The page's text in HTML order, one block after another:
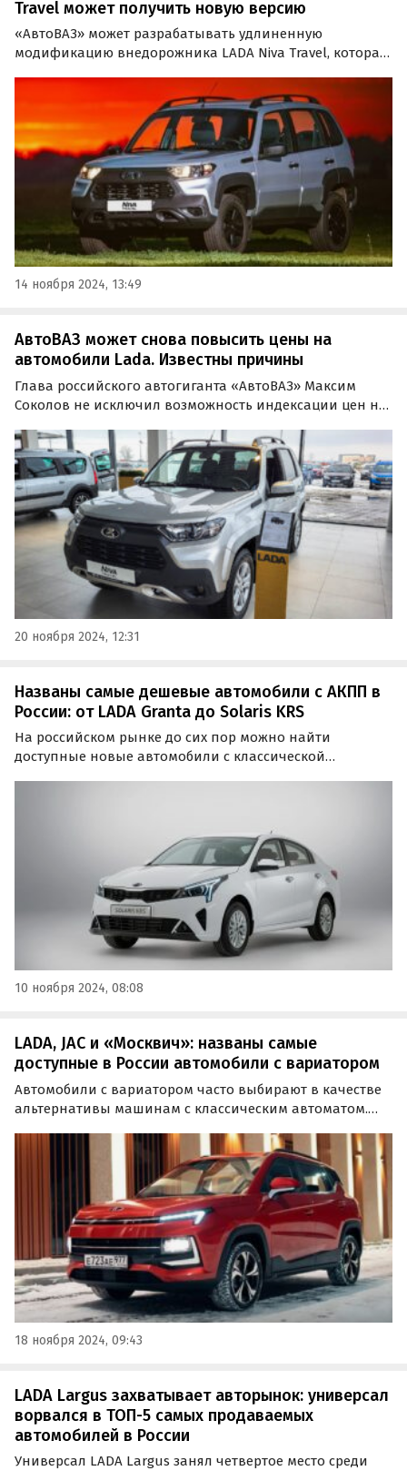
Travel может получить новую версию
«АвтоВАЗ» может разрабатывать удлиненную
модификацию внедорожника LADA Niva Travel, которая
производства в 2021 году классической пятидверной
14 ноября 2024, 13:49
АвтоВАЗ может снова повысить цены на
автомобили Lada. Известны причины
Глава российского автогиганта «АвтоВАЗ» Максим
Соколов не исключил возможность индексации цен на
решение может быть обусловлено ростом ключевой
ставки и изменением курса рубля.
20 ноября 2024, 12:31
Названы самые дешевые автомобили с АКПП в
России: от LADA Granta до Solaris KRS
На российском рынке до сих пор можно найти
доступные новые автомобили с классической
10 ноября 2024, 08:08
LADA, JAC и «Москвич»: названы самые
доступные в России автомобили с вариатором
Автомобили с вариатором часто выбирают в качестве
альтернативы машинам с классическим автоматом.
автомобилей стоимостью до 2 млн рублей с
бесступенчатой трансмиссией, при этом в список
18 ноября 2024, 09:43
LADA Largus захватывает авторынок: универсал
ворвался в ТОП-5 самых продаваемых
автомобилей в России
Универсал LADA Largus занял четвертое место среди